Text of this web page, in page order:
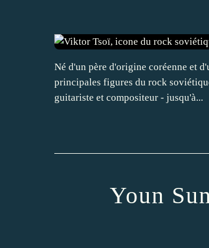
Né d'un père d'origine coréenne et
principales figures du rock
guitariste et compositeur - jusqu'à...
Youn